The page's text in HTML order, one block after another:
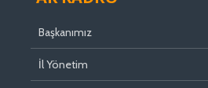
Başkanımız
İl Yönetim